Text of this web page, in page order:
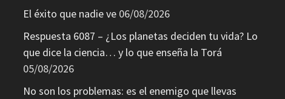
El éxito que nadie ve 06/08/2026
Respuesta 6087 – ¿Los planetas deciden tu vida? Lo
que dice la ciencia… y lo que enseña la Torá
05/08/2026
No son los problemas: es el enemigo que llevas